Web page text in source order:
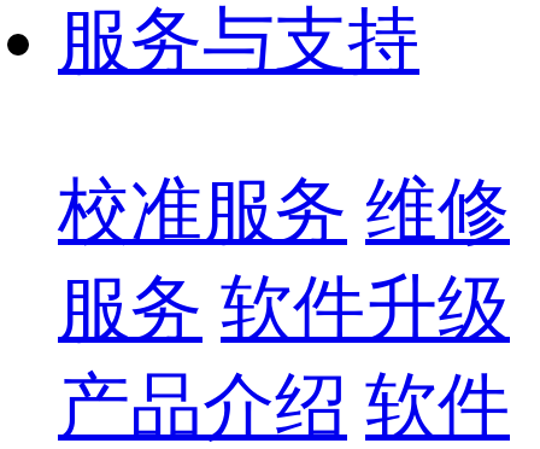
服务与支持
校准服务 维修
服务 软件升级
产品介绍 软件